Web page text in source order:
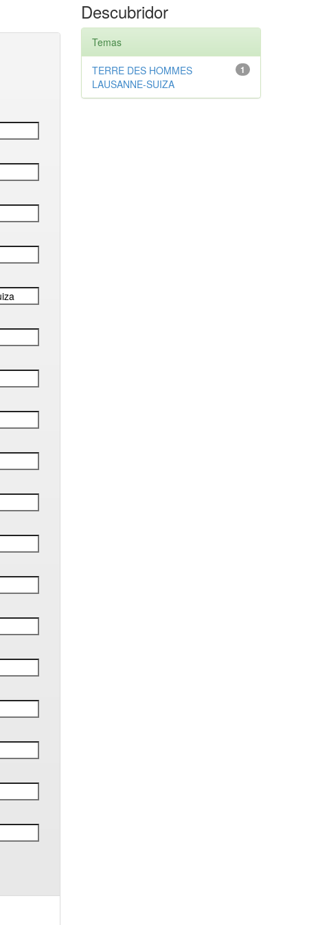
Descubridor
Temas
1
TERRE DES HOMMES
LAUSANNE-SUIZA